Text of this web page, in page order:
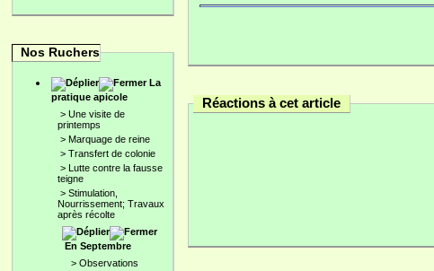
Nos Ruchers
La
pratique apicole
> Une visite de
printemps
> Marquage de reine
> Transfert de colonie
> Lutte contre la fausse
teigne
> Stimulation,
Nourrissement; Travaux
après récolte
En Septembre
> Observations
Réactions à cet article